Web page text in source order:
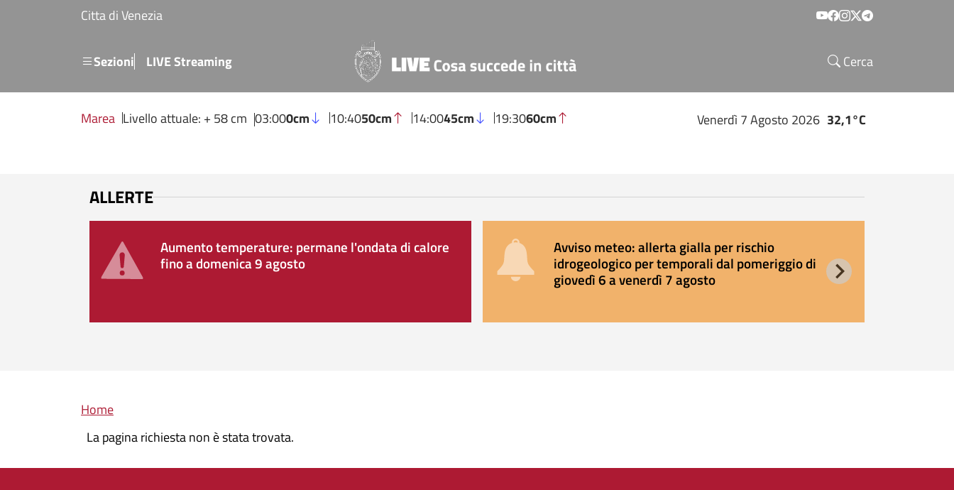
Salta al contenuto principale
Citta di Venezia Social menu
SezioniMenu secondario
LIVE Streaming Cerca
Marea Livello attuale: + 58 cm 03:000cm 10:4050cm 14:0045cm 19:3060cm Venerdì 7 Agosto 2026 32,1°C
ALLERTE
Aumento temperature: permane l'ondata di calore
fino a domenica 9 agosto
Avviso meteo: allerta gialla per rischio
idrogeologico per temporali dal pomeriggio di
giovedì 6 a venerdì 7 agosto
Briciole di pane
Home
La pagina richiesta non è stata trovata.